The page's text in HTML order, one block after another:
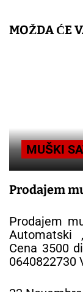
MOŽDA ĆE
MUŠKI
Prodajem
Prodajem
Automatski
Cena 3500
0640822730